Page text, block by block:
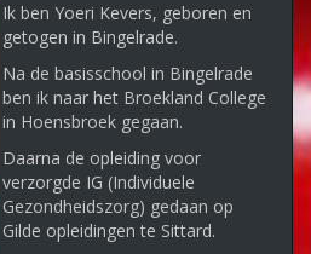
Ik ben Yoeri Kevers, geboren en
getogen in Bingelrade.
Na de basisschool in Bingelrade
ben ik naar het Broekland College
in Hoensbroek gegaan.
Daarna de opleiding voor
verzorgde IG (Individuele
Gezondheidszorg) gedaan op
Gilde opleidingen te Sittard.